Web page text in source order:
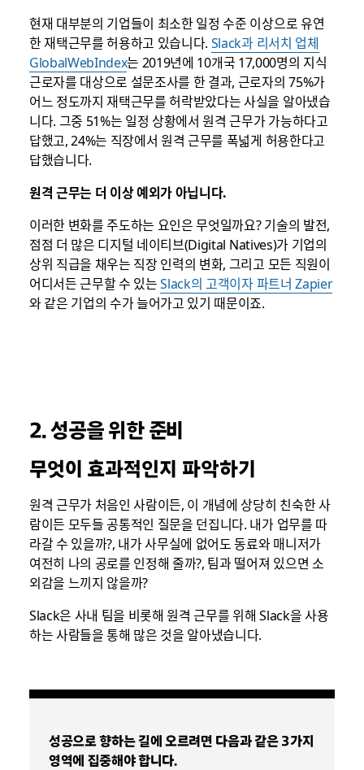
현재 대부분의 기업들이 최소한 일정 수준 이상으로 유연
한 재택근무를 허용하고 있습니다. Slack과 리서치 업체
GlobalWebIndex는 2019년에 10개국 17,000명의 지식
근로자를 대상으로 설문조사를 한 결과, 근로자의 75%가
어느 정도까지 재택근무를 허락받았다는 사실을 알아냈습
니다. 그중 51%는 일정 상황에서 원격 근무가 가능하다고
답했고, 24%는 직장에서 원격 근무를 폭넓게 허용한다고
답했습니다.
원격 근무는 더 이상 예외가 아닙니다.
이러한 변화를 주도하는 요인은 무엇일까요? 기술의 발전,
점점 더 많은 디지털 네이티브(Digital Natives)가 기업의
상위 직급을 채우는 직장 인력의 변화, 그리고 모든 직원이
어디서든 근무할 수 있는Slack의 고객이자 파트너 Zapier
와 같은 기업의 수가 늘어가고 있기 때문이죠.
2. 성공을 위한 준비
무엇이 효과적인지 파악하기
원격 근무가 처음인 사람이든, 이 개념에 상당히 친숙한 사
람이든 모두들 공통적인 질문을 던집니다. 내가 업무를 따
라갈 수 있을까?, 내가 사무실에 없어도 동료와 매니저가
여전히 나의 공로를 인정해 줄까?, 팀과 떨어져 있으면 소
외감을 느끼지 않을까?
Slack은 사내 팀을 비롯해 원격 근무를 위해 Slack을 사용
하는 사람들을 통해 많은 것을 알아냈습니다.
성공으로 향하는 길에 오르려면 다음과 같은 3가지
영역에 집중해야 합니다.